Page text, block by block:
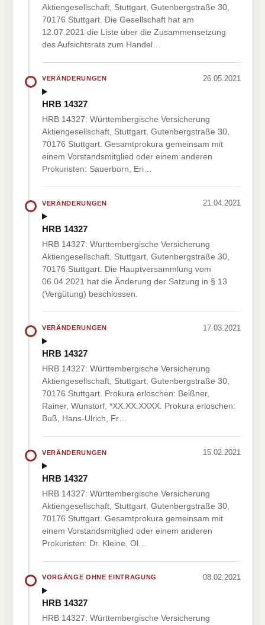
Aktiengesellschaft, Stuttgart, Gutenbergstraße 30,
70176 Stuttgart. Die Gesellschaft hat am
12.07.2021 die Liste über die Zusammensetzung
des Aufsichtsrats zum Handel…
VERÄNDERUNGEN 26.05.2021
HRB 14327
HRB 14327: Württembergische Versicherung
Aktiengesellschaft, Stuttgart, Gutenbergstraße 30,
70176 Stuttgart. Gesamtprokura gemeinsam mit
einem Vorstandsmitglied oder einem anderen
Prokuristen: Sauerborn, Eri…
VERÄNDERUNGEN 21.04.2021
HRB 14327
HRB 14327: Württembergische Versicherung
Aktiengesellschaft, Stuttgart, Gutenbergstraße 30,
70176 Stuttgart. Die Hauptversammlung vom
06.04.2021 hat die Änderung der Satzung in § 13
(Vergütung) beschlossen.
VERÄNDERUNGEN 17.03.2021
HRB 14327
HRB 14327: Württembergische Versicherung
Aktiengesellschaft, Stuttgart, Gutenbergstraße 30,
70176 Stuttgart. Prokura erloschen: Beißner,
Rainer, Wunstorf, *XX.XX.XXXX. Prokura erloschen:
Buß, Hans-Ulrich, Fr…
VERÄNDERUNGEN 15.02.2021
HRB 14327
HRB 14327: Württembergische Versicherung
Aktiengesellschaft, Stuttgart, Gutenbergstraße 30,
70176 Stuttgart. Gesamtprokura gemeinsam mit
einem Vorstandsmitglied oder einem anderen
Prokuristen: Dr. Kleine, Ol…
VORGÄNGE OHNE EINTRAGUNG 08.02.2021
HRB 14327
HRB 14327: Württembergische Versicherung